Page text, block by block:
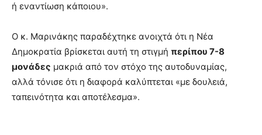
ή εναντίωση κάποιου».
Ο κ. Μαρινάκης παραδέχτηκε ανοιχτά ότι η Νέα
Δημοκρατία βρίσκεται αυτή τη στιγμή περίπου 7-8
μονάδες μακριά από τον στόχο της αυτοδυναμίας,
αλλά τόνισε ότι η διαφορά καλύπτεται «με δουλειά,
ταπεινότητα και αποτέλεσμα».